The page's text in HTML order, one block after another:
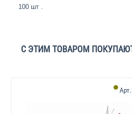
100 шт .
С ЭТИМ ТОВАРОМ